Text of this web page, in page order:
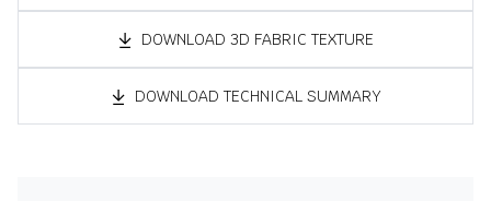
DOWNLOAD 3D FABRIC TEXTURE
DOWNLOAD TECHNICAL SUMMARY